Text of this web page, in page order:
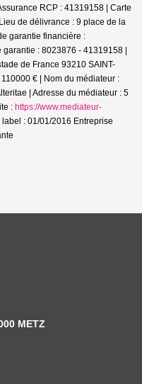
RCP : 41319158 | Carte
de délivrance : 9 place de la
garantie financière :
garantie : 8023876 - 41319158 |
de France 93210 SAINT-
€ | Nom du médiateur :
| Adresse du médiateur : 5
: https://www.mediateur-
: 01/01/2016 Entreprise
METZ